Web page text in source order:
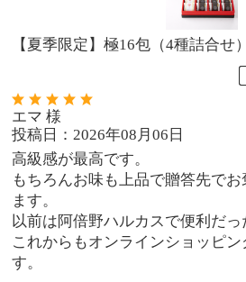
【夏季限定】極16包（4種詰合せ）
エマ 様
投稿日：2026年08月06日
高級感が最高です。
もちろんお味も上品で贈答先で
ます。
以前は阿倍野ハルカスで便利だ
これからもオンラインショッピン
す。